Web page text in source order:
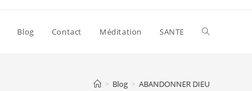
Blog Contact Méditation SANTE
> Blog > ABANDONNER DIEU